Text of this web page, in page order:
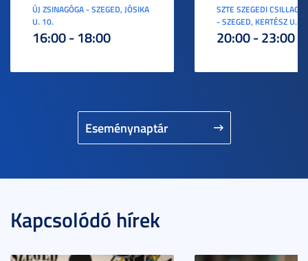
Eseménynaptár
ÚJ ZSINAGÓGA - SZEGED, JÓSIKA
U. 10.
16:00 - 18:00
SZTE SZEGEDI
- SZEGED, KERTÉSZ U. 3.
20:00 - 23:00
Kapcsolódó hírek